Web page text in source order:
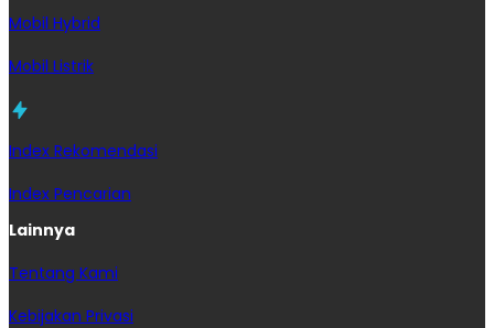
Mobil Hybrid
Mobil Listrik
Index Rekomendasi
Index Pencarian
Lainnya
Tentang Kami
Kebijakan Privasi